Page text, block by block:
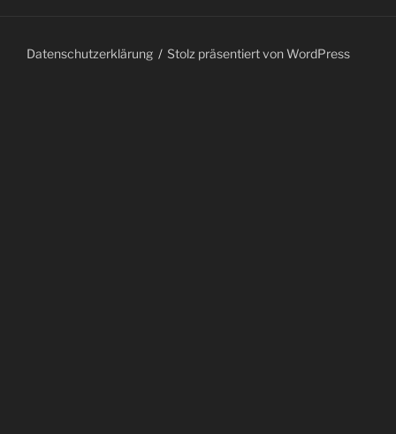
Datenschutzerklärung Stolz präsentiert von WordPress